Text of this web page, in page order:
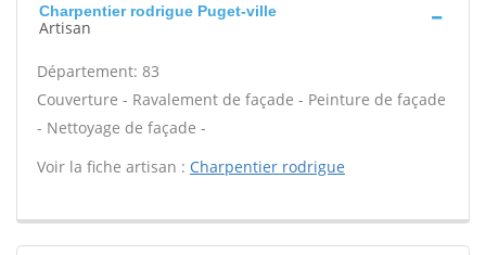
Charpentier rodrigue Puget-ville
Artisan
Département: 83
Couverture - Ravalement de façade - Peinture de façade
- Nettoyage de façade -
Voir la fiche artisan : Charpentier rodrigue